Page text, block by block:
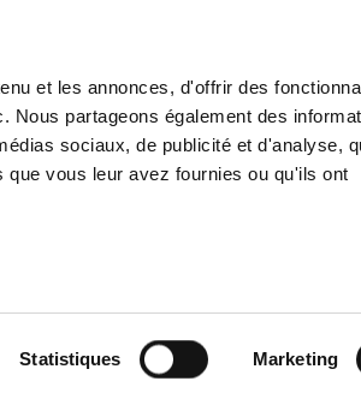
et les annonces, d'offrir des
partageons également des
sociaux, de publicité et d'analyse,
vous leur avez fournies ou qu'ils ont
Statistiques Marketing